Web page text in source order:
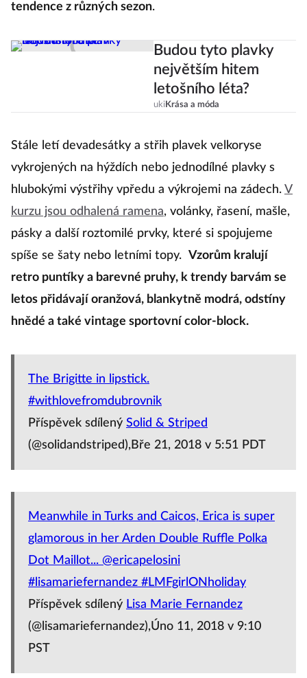
tendence z různých sezon.
Budou tyto plavky
největším hitem
letošního léta?
uki Krása a móda
Stále letí devadesátky a střih plavek velkoryse
vykrojených na hýždích nebo jednodílné plavky s
hlubokými výstřihy vpředu a výkrojemi na zádech. V
kurzu jsou odhalená ramena, volánky, řasení, mašle,
pásky a další roztomilé prvky, které si spojujeme
spíše se šaty nebo letními topy. Vzorům kralují
retro puntíky a barevné pruhy, k trendy barvám se
letos přidávají oranžová, blankytně modrá, odstíny
hnědé a také vintage sportovní color-block.
The Brigitte in lipstick.
#withlovefromdubrovnik
Příspěvek sdílený Solid & Striped
(@solidandstriped),Bře 21, 2018 v 5:51 PDT
Meanwhile in Turks and Caicos, Erica is super
glamorous in her Arden Double Ruffle Polka
Dot Maillot... @ericapelosini
#lisamariefernandez #LMFgirlONholiday
Příspěvek sdílený Lisa Marie Fernandez
(@lisamariefernandez),Úno 11, 2018 v 9:10
PST